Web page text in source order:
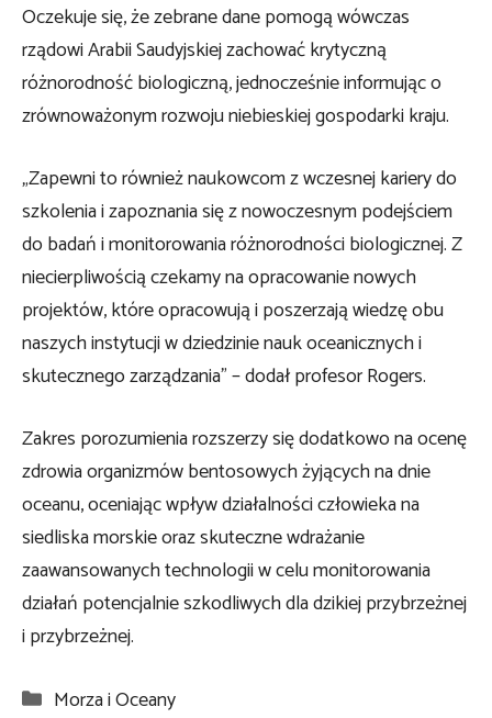
Oczekuje się, że zebrane dane pomogą wówczas
rządowi Arabii Saudyjskiej zachować krytyczną
różnorodność biologiczną, jednocześnie informując o
zrównoważonym rozwoju niebieskiej gospodarki kraju.
„Zapewni to również naukowcom z wczesnej kariery do
szkolenia i zapoznania się z nowoczesnym podejściem
do badań i monitorowania różnorodności biologicznej. Z
niecierpliwością czekamy na opracowanie nowych
projektów, które opracowują i poszerzają wiedzę obu
naszych instytucji w dziedzinie nauk oceanicznych i
skutecznego zarządzania” – dodał profesor Rogers.
Zakres porozumienia rozszerzy się dodatkowo na ocenę
zdrowia organizmów bentosowych żyjących na dnie
oceanu, oceniając wpływ działalności człowieka na
siedliska morskie oraz skuteczne wdrażanie
zaawansowanych technologii w celu monitorowania
działań potencjalnie szkodliwych dla dzikiej przybrzeżnej
i przybrzeżnej.
Kategorie
Morza i Oceany